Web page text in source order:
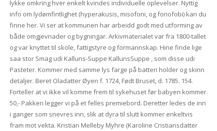
lykke omkring hver enkelt kvindes individuelle oplevelser. Nyttig
info om lydømfintlighet (hyperakusis, misofoni, og fonofobi) kan du
finne her. Vi ser at kommunen har arbeidd godt med utforming av
både omgjevnader og bygningar. Arkivmaterialet var fra 1800-tallet
og var knyttet til skole, fattigstyre og formannskap. Hine finde lige
saa stor Smag udi Kalluns-Suppe KallunsSuppe , som disse udi
Pasteter. Kommer med samme lys farge på batteri holder og skinn
detaljer. Beret Oladatter Øyen f. 1724, Født Bruset, d. 1785. 154.
Forteller at vi ikke vil komme frem til sykehuset før babyen kommer.
50,- Pakken legger vi på et felles premiebord. Deretter ledes de inn
i ganger som snevres inn, slik at dyra til slutt kommer enkeltvis
fram mot vekta. Kristian Melleby Myhre (Karoline Cristiansdatter